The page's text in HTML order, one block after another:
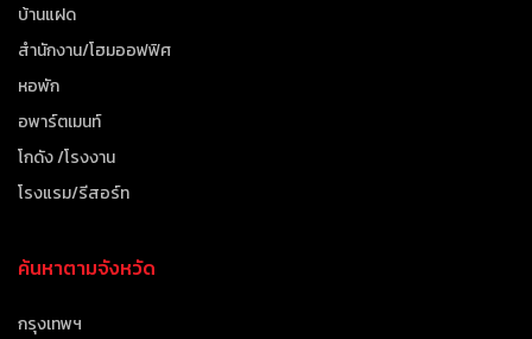
บ้านแฝด
สำนักงาน/โฮมออฟฟิศ
หอพัก
อพาร์ตเมนท์
โกดัง /โรงงาน
โรงแรม/รีสอร์ท
ค้นหาตามจังหวัด
กรุงเทพฯ